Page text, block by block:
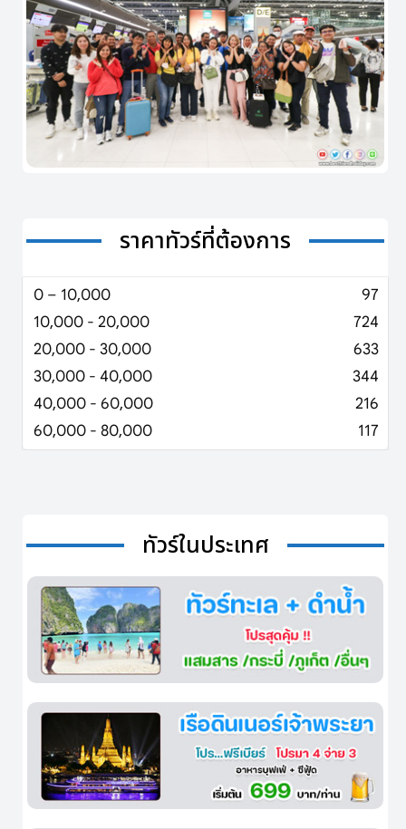
ราคาทัวร์ที่ต้องการ
0 – 10,000
97
10,000 - 20,000
724
20,000 - 30,000
633
30,000 - 40,000
344
40,000 - 60,000
216
60,000 - 80,000
117
ทัวร์ในประเทศ